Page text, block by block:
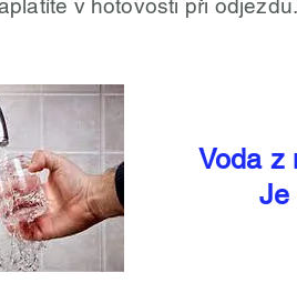
v hotovosti při
Voda z
Je